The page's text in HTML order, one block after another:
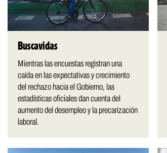
Buscavidas
Mientras las encuestas registran una
caída en las expectativas y crecimiento
del rechazo hacia el Gobierno, las
estadísticas oficiales dan cuenta del
aumento del desempleo y la precarización
laboral.